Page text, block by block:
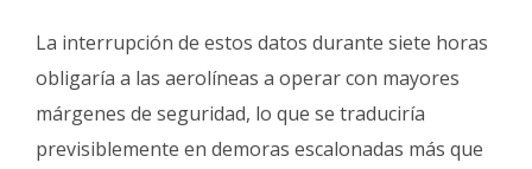
La interrupción de estos datos durante siete horas
obligaría a las aerolíneas a operar con mayores
márgenes de seguridad, lo que se traduciría
previsiblemente en demoras escalonadas más que